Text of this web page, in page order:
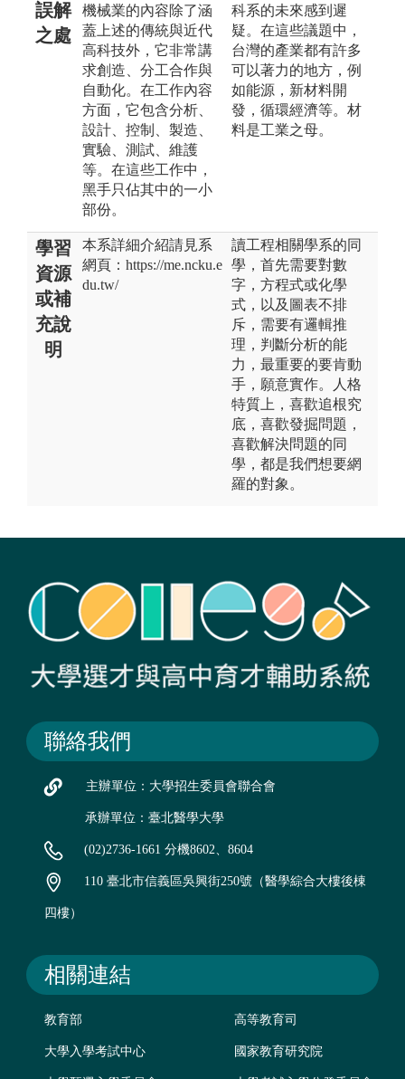
誤解
之處
機械業的內容除了涵
蓋上述的傳統與近代
高科技外，它非常講
求創造、分工合作與
自動化。在工作內容
方面，它包含分析、
設計、控制、製造、
實驗、測試、維護
等。在這些工作中，
黑手只佔其中的一小
部份。
科系的未來感到遲
疑。在這些議題中，
台灣的產業都有許多
可以著力的地方，例
如能源，新材料開
發，循環經濟等。材
料是工業之母。
學習
資源
或補
充說
明
本系詳細介紹請見系
網頁：https://me.ncku.e
du.tw/
讀工程相關學系的同
學，首先需要對數
字，方程式或化學
式，以及圖表不排
斥，需要有邏輯推
理，判斷分析的能
力，最重要的要肯動
手，願意實作。人格
特質上，喜歡追根究
底，喜歡發掘問題，
喜歡解決問題的同
學，都是我們想要網
羅的對象。
聯絡我們
主辦單位：大學招生委員會聯合會
承辦單位：臺北醫學大學
(02)2736-1661 分機8602、8604
110 臺北市信義區吳興街250號（醫學綜合大樓後棟
四樓）
相關連結
教育部 高等教育司
大學入學考試中心 國家教育研究院